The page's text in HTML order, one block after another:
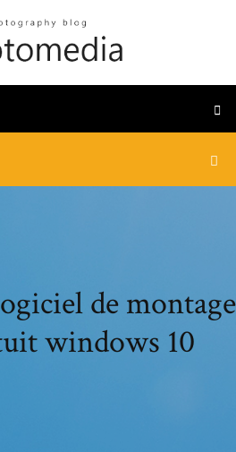
de montage
windows 10